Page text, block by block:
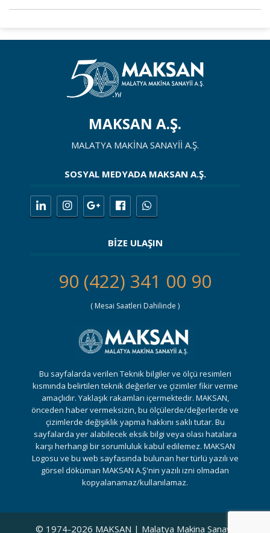
MAKSAN A.Ş.
MALATYA MAKİNA SANAYİİ A.Ş.
SOSYAL MEDYADA MAKSAN A.Ş.
BİZE ULAŞIN
90 (422) 341 00 90
( Mesai Saatleri Dahilinde )
Bu sayfalarda verilen Teknik bilgiler ve ölçü resimleri
kısmında belirtilen teknik değerler ve çizimler fikir verme
amaçlıdır. Yaklaşık rakamları içermektedir. MAKSAN,
önceden haber vermeksizin, bu ölçülerde/değerlerde ve
çizimlerde değişiklik yapma hakkını saklı tutar. Bu
sayfalarda yer alabilecek eksik bilgi veya olası hatalara
karşı herhangi bir sorumluluk kabul edilemez. MAKSAN
Logosu ve bu web sayfasında bulunan her türlü yazılı ve
görsel döküman MAKSAN A.Ş'nin yazılı izni olmadan
kopyalanamaz/kullanılamaz.
© 1974-2026 MAKSAN | Malatya Makina Sanayii